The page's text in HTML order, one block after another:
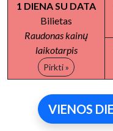
1 DIENA SU DATA
Bilietas
Raudonas kainų
laikotarpis
Pirkti »
VIENOS